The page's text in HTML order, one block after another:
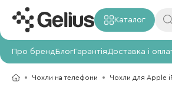
Каталог
Про брендБлогГарантія Доставка і
Чохли на телефони Чохли для Apple